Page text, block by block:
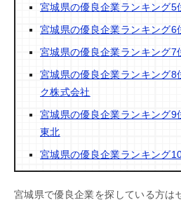
宮城県の優良企業ランキング5
宮城県の優良企業ランキング6
宮城県の優良企業ランキング7
宮城県の優良企業ランキング8
ク株式会社
宮城県の優良企業ランキング
東北
宮城県の優良企業ランキング
宮城県で優良企業を探している方は